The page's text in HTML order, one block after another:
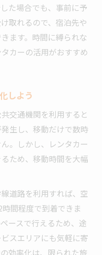
た場合でも、事前に予
取れるので、宿泊先や
ます。時間に縛られな
カーの活用がおすすめ
しよう
交通機関を利用すると
生し、移動だけで数時
。しかし、レンタカー
ため、移動時間を大幅
道路を利用すれば、空
間程度で到着できま
ースで行えるため、途
スエリアにも気軽に寄